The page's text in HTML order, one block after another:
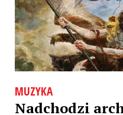
MUZYKA
Nadchodzi